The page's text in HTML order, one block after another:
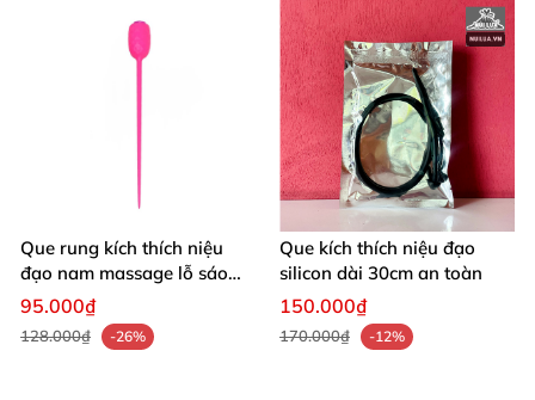
Que rung kích thích niệu
đạo nam massage lỗ sáo
sảng khoái
95.000₫
128.000₫ -26%
Que kích thích niệu đạo
silicon dài 30cm an toàn
150.000₫
170.000₫ -12%